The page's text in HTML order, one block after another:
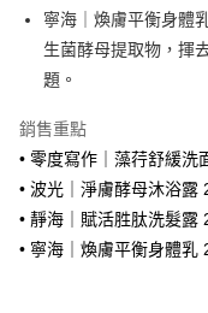
３．安心：先確認商品／
【「AFTEE先享後付」結
１．於結帳方式選擇「
２．訂單成立數日內，您將
３．收到繳費通知簡訊後
ATM／網路銀行／等多元方
※ 請注意：結帳手續完成當
購買商品的店家。未經商
後付繳納相關費用。
※ 交易是否成功請以「
全家取貨付款
每筆NT$70，滿
每筆NT$70，滿
每筆NT$70，滿
付款後7-11取貨
寧海｜煥膚平衡身體
生菌酵母提取物，揮
題。
銷售重點
• 零度寫作｜藻荇舒緩洗
• 波光｜淨膚酵母沐浴露
• 靜海｜賦活胜肽洗髮露
• 寧海｜煥膚平衡身體乳